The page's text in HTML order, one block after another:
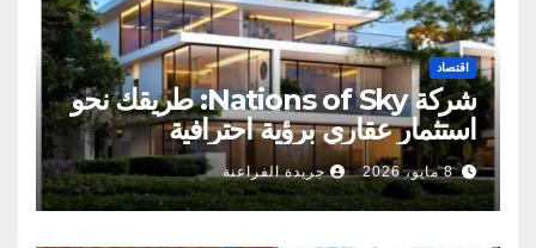
اقتصاد
شركة Nations of Sky: طريقك نحو
استثمار عقاري برؤية احترافية
8 مايو، 2026 جريدة الفراعنة